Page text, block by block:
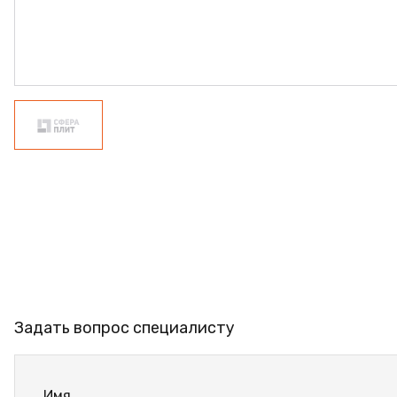
Задать вопрос специалисту